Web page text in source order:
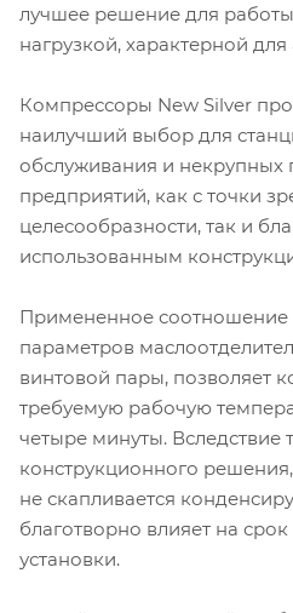
лучшее решение для
нагрузкой, характерной для
Компрессоры New Silver
наилучший выбор для
обслуживания и некрупных
предприятий, как с точки
целесообразности, так и
использованным
Примененное соотношение
параметров
винтовой пары, позволяет
требуемую рабочую
четыре минуты. Вследствие
конструкционного
не скапливается
благотворно влияет на
установки.